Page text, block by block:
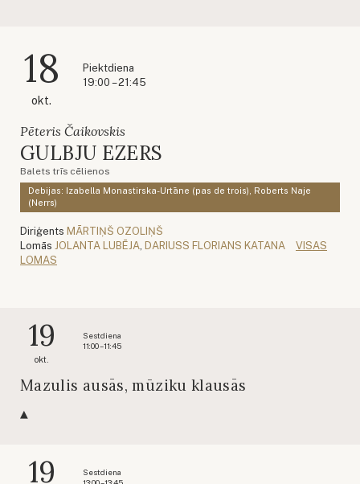
18
okt.
Piektdiena
19:00 – 21:45
Pēteris Čaikovskis
GULBJU EZERS
Balets trīs cēlienos
Debijas: Izabella Monastirska-Urtāne (pas de trois), Roberts Naje
(Nerrs)
Diriģents MĀRTIŅŠ OZOLIŅŠ
Lomās JOLANTA LUBĒJA DARIUSS FLORIANS KATANA
VISAS
LOMAS
19
okt.
Sestdiena
11:00 – 11:45
Mazulis ausās, mūziku klausās
19
Sestdiena